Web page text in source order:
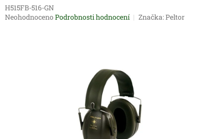
H515FB-516-GN
Průměrné
Neohodnoceno Podrobnosti hodnocení Značka:Peltor